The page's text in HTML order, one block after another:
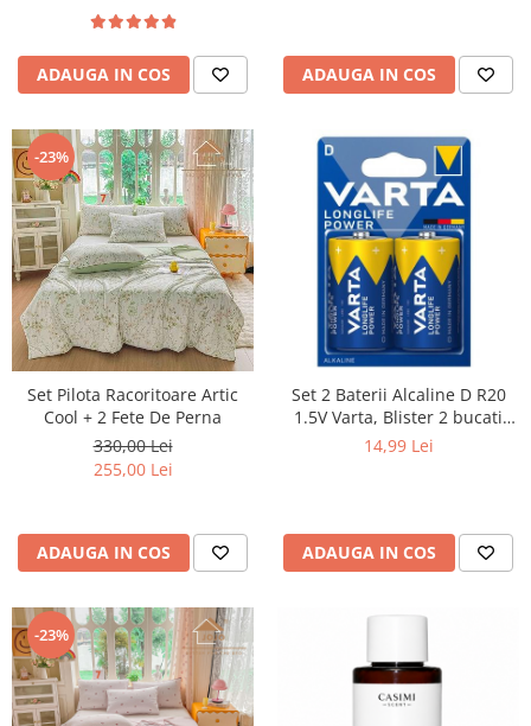
ADAUGA IN COS ADAUGA IN COS
-23%
Set Pilota Racoritoare Artic
Cool + 2 Fete De Perna
330,00 Lei
255,00 Lei
ADAUGA IN COS
Set 2 Baterii Alcaline D R20
1.5V Varta, Blister 2 bucati
LR20
14,99 Lei
ADAUGA IN COS
-23%